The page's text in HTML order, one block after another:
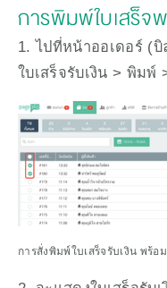
การพิมพ์ใบเสร็จ
1. ไปที่หน้าออเดอร์ (
ใบเสร็จรับเงิน > พิมพ์
การสั่งพิมพ์ใบเสร็จรับเงิน พร้อ